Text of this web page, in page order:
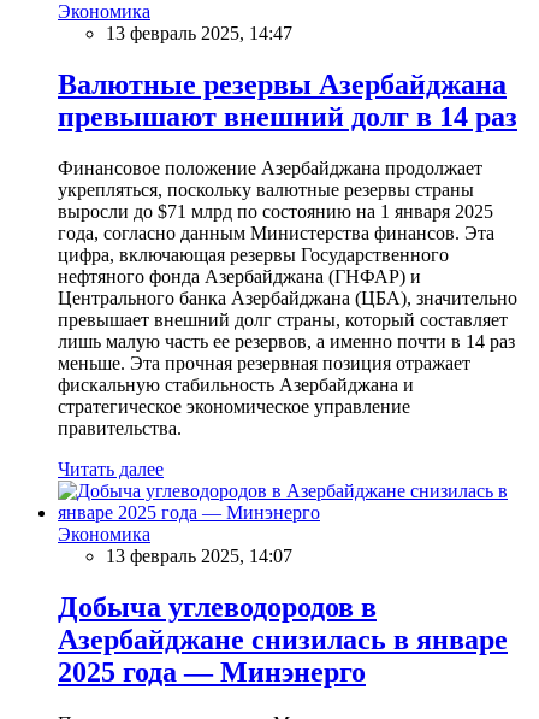
Экономика
13 февраль 2025, 14:47
Валютные резервы Азербайджана
превышают внешний долг в 14 раз
Финансовое положение Азербайджана продолжает
укрепляться, поскольку валютные резервы страны
выросли до $71 млрд по состоянию на 1 января 2025
года, согласно данным Министерства финансов. Эта
цифра, включающая резервы Государственного
нефтяного фонда Азербайджана (ГНФАР) и
Центрального банка Азербайджана (ЦБА), значительно
превышает внешний долг страны, который составляет
лишь малую часть ее резервов, а именно почти в 14 раз
меньше. Эта прочная резервная позиция отражает
фискальную стабильность Азербайджана и
стратегическое экономическое управление
правительства.
Читать далее
Экономика
13 февраль 2025, 14:07
Добыча углеводородов в
Азербайджане снизилась в январе
2025 года — Минэнерго